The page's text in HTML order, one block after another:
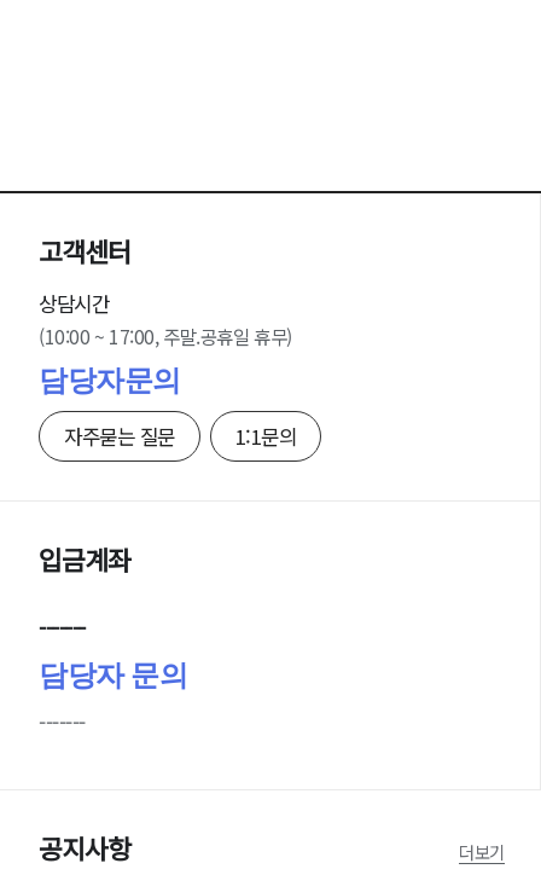
고객센터
상담시간
(10:00 ~ 17:00, 주말.공휴일 휴무)
담당자문의
자주묻는 질문 1:1문의
입금계좌
-------
담당자 문의
-------
공지사항 더보기